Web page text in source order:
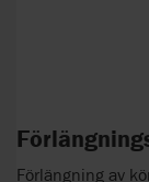
Förlängning av